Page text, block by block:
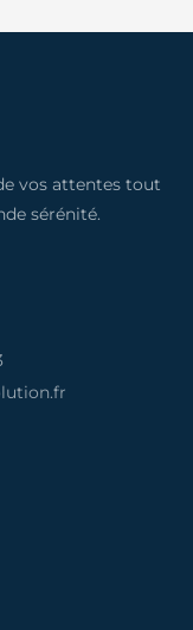
vos attentes tout
sérénité.